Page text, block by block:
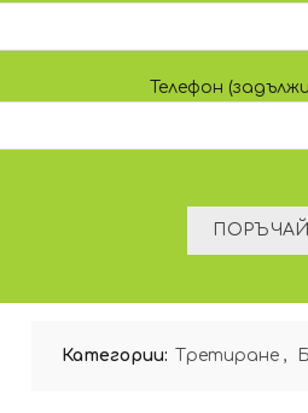
Телефон
Категории: Третиране ,